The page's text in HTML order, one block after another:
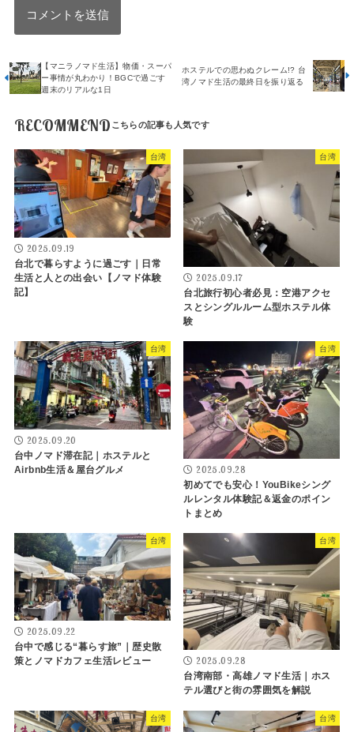
【マニラノマド生活】物価・スーパ
ー事情が丸わかり！BGCで過ごす
週末のリアルな1日
ホステルでの思わぬクレーム!? 台
湾ノマド生活の最終日を振り返る
RECOMMEND
台湾
2025.09.19
台北で暮らすように過ごす｜日常
生活と人との出会い【ノマド体験
記】
台湾
2025.09.17
台北旅行初心者必見：空港アクセ
スとシングルルーム型ホステル体
験
台湾
2025.09.20
台中ノマド滞在記｜ホステルと
Airbnb生活＆屋台グルメ
台湾
2025.09.28
初めてでも安心！YouBikeシング
ルレンタル体験記＆返金のポイン
トまとめ
台湾
2025.09.22
台中で感じる“暮らす旅”｜歴史散
策とノマドカフェ生活レビュー
台湾
2025.09.28
台湾南部・高雄ノマド生活｜ホス
テル選びと街の雰囲気を解説
台湾 台湾